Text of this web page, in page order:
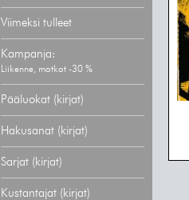
Viimeksi tulleet
Kampanja:
Liikenne, matkat -30 %
Pääluokat (kirjat)
Hakusanat (kirjat)
Sarjat (kirjat)
Kustantajat (kirjat)